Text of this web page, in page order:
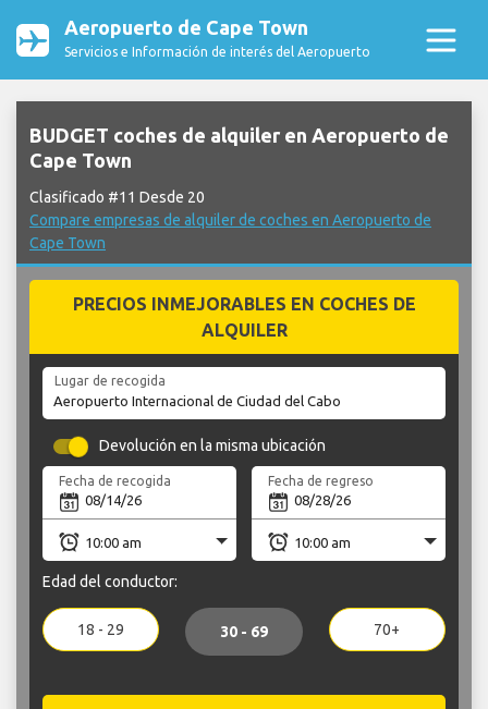
Aeropuerto de Cape Town
Servicios e Información de interés del Aeropuerto
BUDGET coches de alquiler en Aeropuerto de
Cape Town
Clasificado #11 Desde 20
Compare empresas de alquiler de coches en Aeropuerto de
Cape Town
PRECIOS INMEJORABLES EN COCHES DE
ALQUILER
Lugar de recogida
Devolución en la misma ubicación
Fecha de recogida Fecha de regreso
Edad del conductor:
18 - 29 30 - 69 70+